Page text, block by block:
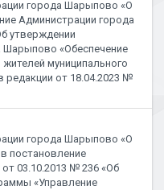
города Шарыпово «О
Администрации города
утверждении
Шарыпово «Обеспечение
муниципального
от 18.04.2023 №
города Шарыпово «О
постановление
03.10.2013 № 236 «Об
«Управление